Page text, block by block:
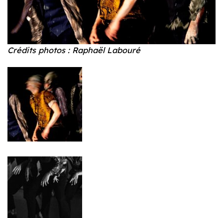
Crédits photos : Raphaël Labouré